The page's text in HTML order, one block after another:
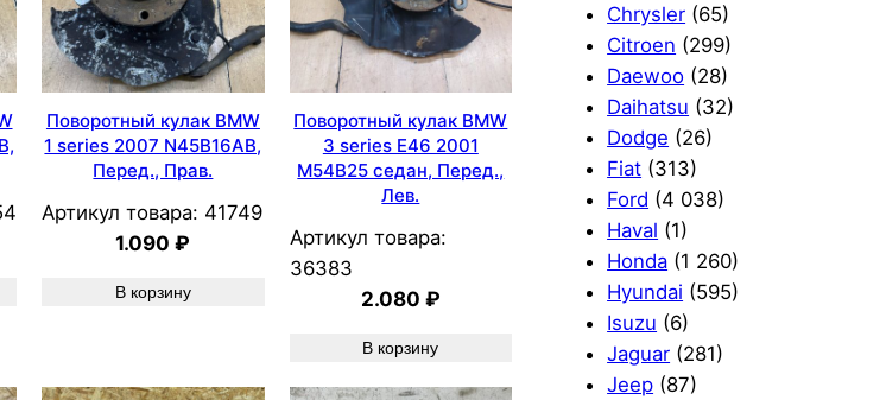
Поворотный кулак BMW
1 series 2007 N45B16AB,
Перед., Прав.
Артикул товара: 41749
1.090₽
В корзину
Поворотный кулак BMW
3 series E46 2001
M54B25 седан, Перед.,
Лев.
Артикул товара:
36383
2.080 ₽
В корзину
Chrysler (65)
Citroen (299)
Daewoo (28)
Daihatsu (32)
Dodge (26)
Fiat (313)
Ford (4 038)
Haval (1)
Honda (1 260)
Hyundai (595)
Isuzu (6)
Jaguar (281)
Jeep (87)